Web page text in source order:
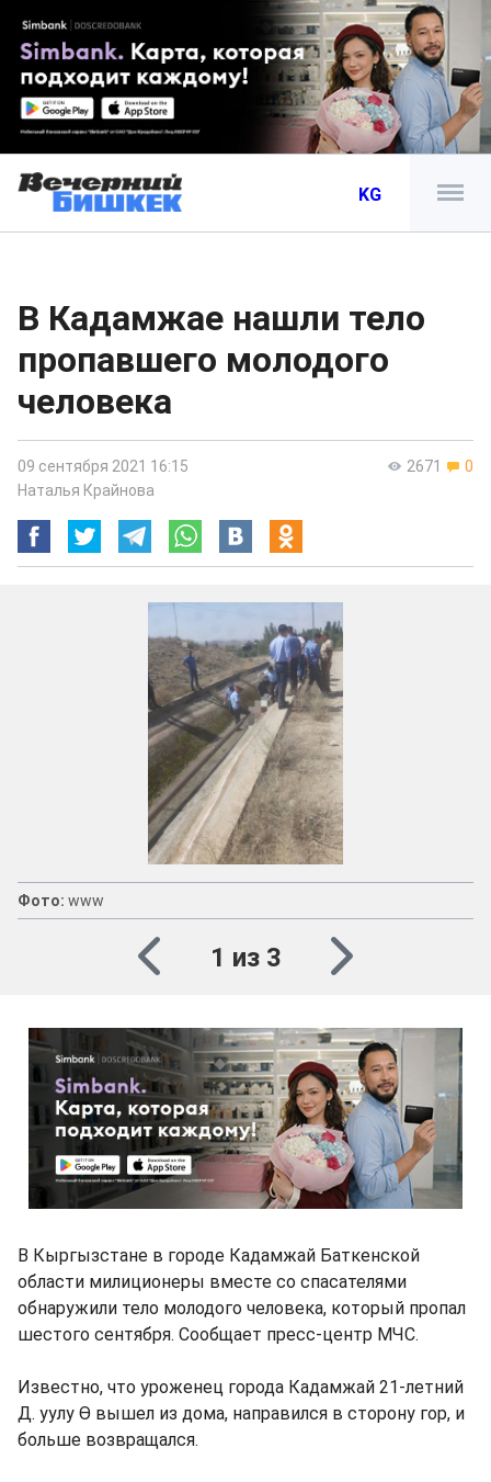
KG
В Кадамжае нашли тело
пропавшего молодого
человека
2671 0
09 сентября 2021 16:15
Наталья Крайнова
Фото: www
1 из 3
В Кыргызстане в городе Кадамжай Баткенской
области милиционеры вместе со спасателями
обнаружили тело молодого человека, который пропал
шестого сентября. Сообщает пресс-центр МЧС.
Известно, что уроженец города Кадамжай 21-летний
Д. уулу Ө вышел из дома, направился в сторону гор, и
больше возвращался.